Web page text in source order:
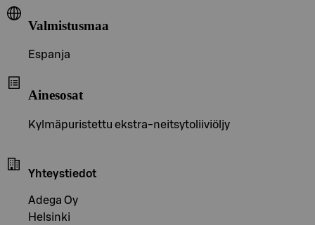
Valmistusmaa
Espanja
Ainesosat
Kylmäpuristettu ekstra-neitsytoliiviöljy
Yhteystiedot
Adega Oy
Helsinki